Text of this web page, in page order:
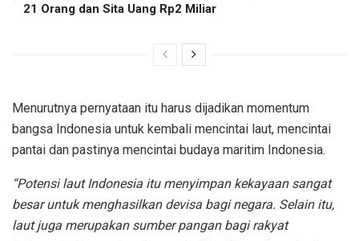
21 Orang dan Sita Uang Rp2 Miliar
Menurutnya pernyataan itu harus dijadikan momentum
bangsa Indonesia untuk kembali mencintai laut, mencintai
pantai dan pastinya mencintai budaya maritim Indonesia.
“Potensi laut Indonesia itu menyimpan kekayaan sangat
besar untuk menghasilkan devisa bagi negara. Selain itu,
laut juga merupakan sumber pangan bagi rakyat